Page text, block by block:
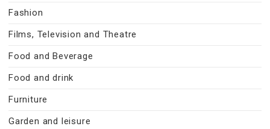
Fashion
Films, Television and Theatre
Food and Beverage
Food and drink
Furniture
Garden and leisure